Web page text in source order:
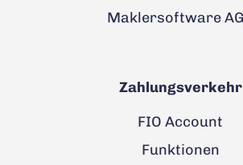
Maklersoftware
Zahlungsverkehr
FIO Account
Funktionen